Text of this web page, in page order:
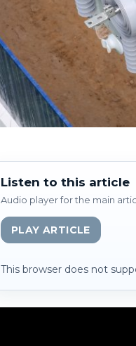
Listen to this article
Audio player for the main
PLAY ARTICLE
This browser does not